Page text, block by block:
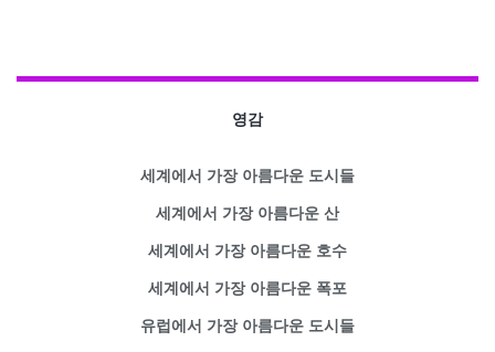
영감
세계에서 가장 아름다운 도시들
세계에서 가장 아름다운 산
세계에서 가장 아름다운 호수
세계에서 가장 아름다운 폭포
유럽에서 가장 아름다운 도시들